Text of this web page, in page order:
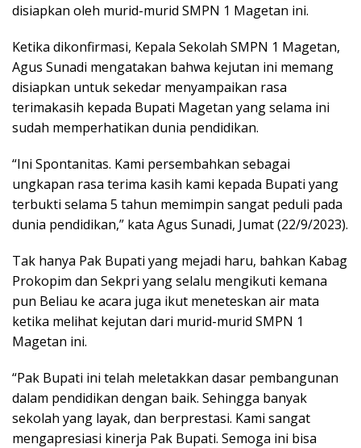
disiapkan oleh murid-murid SMPN 1 Magetan ini.
Ketika dikonfirmasi, Kepala Sekolah SMPN 1 Magetan,
Agus Sunadi mengatakan bahwa kejutan ini memang
disiapkan untuk sekedar menyampaikan rasa
terimakasih kepada Bupati Magetan yang selama ini
sudah memperhatikan dunia pendidikan.
“Ini Spontanitas. Kami persembahkan sebagai
ungkapan rasa terima kasih kami kepada Bupati yang
terbukti selama 5 tahun memimpin sangat peduli pada
dunia pendidikan,” kata Agus Sunadi, Jumat (22/9/2023).
Tak hanya Pak Bupati yang mejadi haru, bahkan Kabag
Prokopim dan Sekpri yang selalu mengikuti kemana
pun Beliau ke acara juga ikut meneteskan air mata
ketika melihat kejutan dari murid-murid SMPN 1
Magetan ini.
“Pak Bupati ini telah meletakkan dasar pembangunan
dalam pendidikan dengan baik. Sehingga banyak
sekolah yang layak, dan berprestasi. Kami sangat
mengapresiasi kinerja Pak Bupati. Semoga ini bisa